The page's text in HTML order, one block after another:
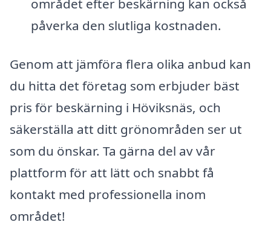
området efter beskärning kan också
påverka den slutliga kostnaden.
Genom att jämföra flera olika anbud kan
du hitta det företag som erbjuder bäst
pris för beskärning i Höviksnäs, och
säkerställa att ditt grönområden ser ut
som du önskar. Ta gärna del av vår
plattform för att lätt och snabbt få
kontakt med professionella inom
området!